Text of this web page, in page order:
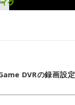
DVRの録画設定